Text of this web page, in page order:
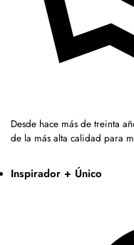
Desde hace más de treinta
de la más alta calidad para
Inspirador + Único